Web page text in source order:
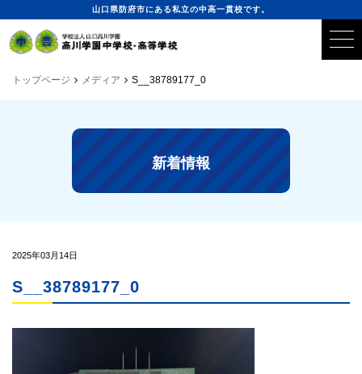
山口県防府市にある私立の中高一貫校です。
トップページ メディア S__38789177_0
新着情報
2025年03月14日
S__38789177_0